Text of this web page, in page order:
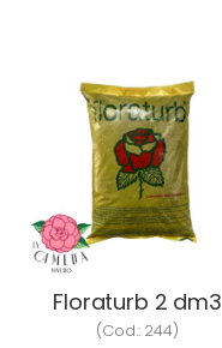
Floraturb 2 dm3
(Cod.: 244)